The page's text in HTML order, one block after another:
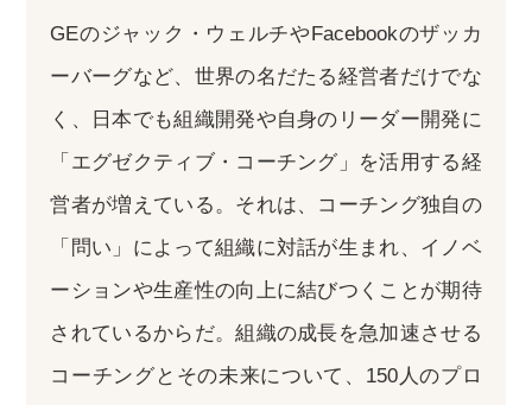
GEのジャック・ウェルチやFacebookのザッカ
ーバーグなど、世界の名だたる経営者だけでな
く、日本でも組織開発や自身のリーダー開発に
「エグゼクティブ・コーチング」を活用する経
営者が増えている。それは、コーチング独自の
「問い」によって組織に対話が生まれ、イノベ
ーションや生産性の向上に結びつくことが期待
されているからだ。組織の成長を急加速させる
コーチングとその未来について、150人のプロ